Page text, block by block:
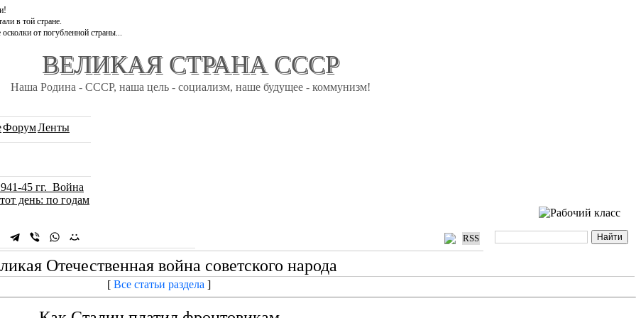
в той стране.
от погубленной страны...
ВЕЛИКАЯ СТРАНА СССР
Наша Родина - СССР, наша цель - социализм, наше будущее - коммунизм!
ФорумЛенты
45 гг. Война
день: по годам
RSS
Отечественная война советского народа
[ Все статьи раздела ]